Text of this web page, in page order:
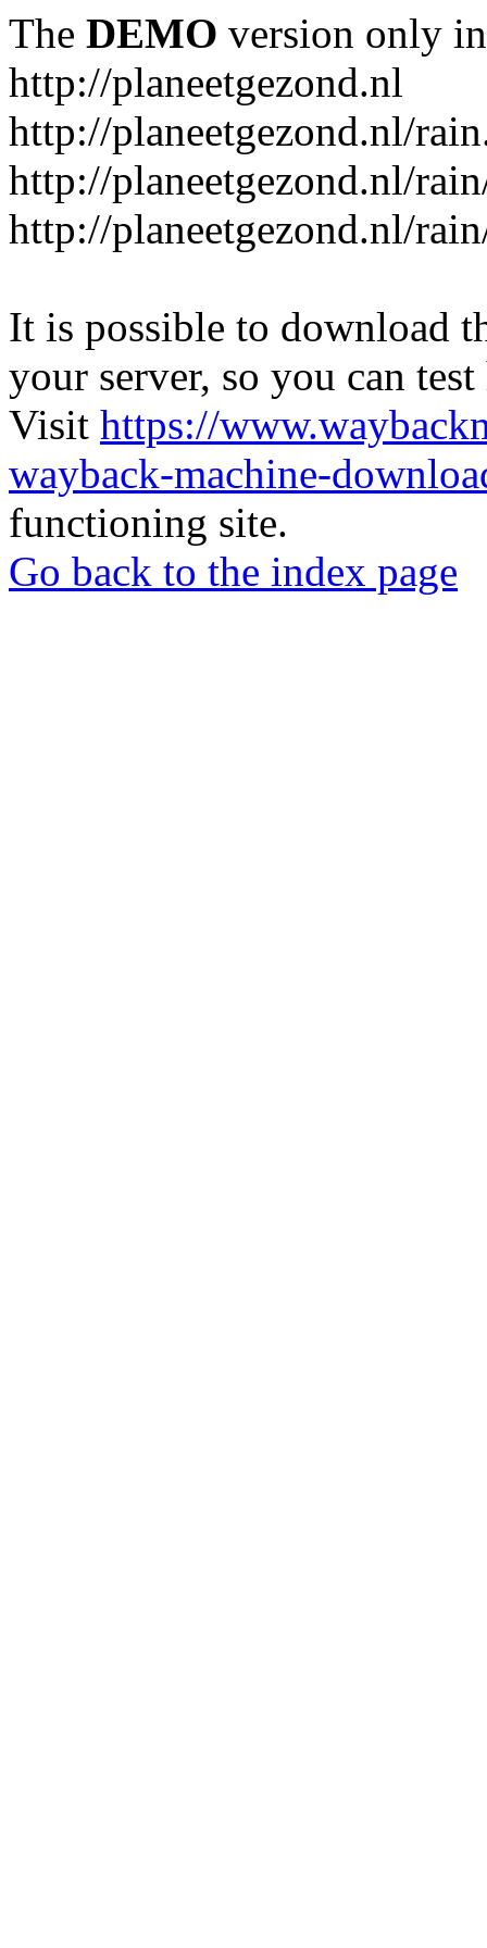
The DEMO version only
http://planeetgezond.nl
http://planeetgezond.nl/
http://planeetgezond.nl/
http://planeetgezond.nl/
It is possible to download
your server, so you can
Visit https://
wayback-machine-
functioning site.
Go back to the index page